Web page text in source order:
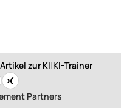
Artikel zur KI|KI-Trainer
Partners